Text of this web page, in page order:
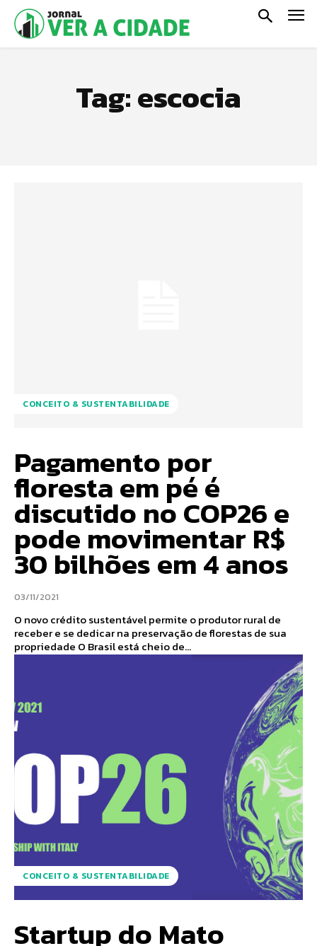
Tag:escocia
CONCEITO & SUSTENTABILIDADE
Pagamento por
floresta em pé é
discutido no COP26 e
pode movimentar R$
30 bilhões em 4 anos
03/11/2021
O novo crédito sustentável permite o produtor rural de
receber e se dedicar na preservação de florestas de sua
propriedade O Brasil está cheio de...
CONCEITO & SUSTENTABILIDADE
Startup do Mato